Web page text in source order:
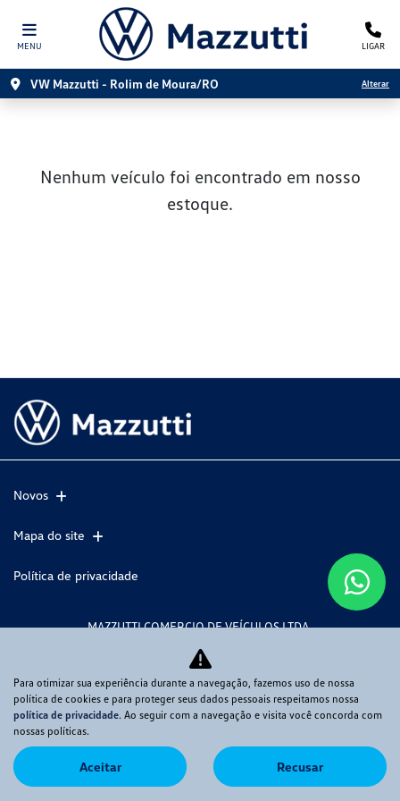
MENU LIGAR
VW Mazzutti - Rolim de Moura/RO Alterar
Nenhum veículo foi encontrado em nosso
estoque.
Novos
Mapa do site
Política de privacidade
MAZZUTTI COMERCIO DE VEÍCULOS LTDA
CNPJ: 07.595.449/0002-70
Desacelere. Seu bem maior é a vida.
Desenvolvido pela DEALERSPACE ® Direitos Reservados.
Para otimizar sua experiência durante a navegação, fazemos uso de nossa
política de cookies e para proteger seus dados pessoais respeitamos nossa
política de privacidade. Ao seguir com a navegação e visita você concorda com
nossas políticas.
Aceitar Recusar